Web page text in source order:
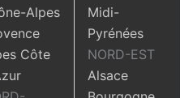
Alpes
Côte
Midi-
Pyrénées
NORD-EST
Alsace